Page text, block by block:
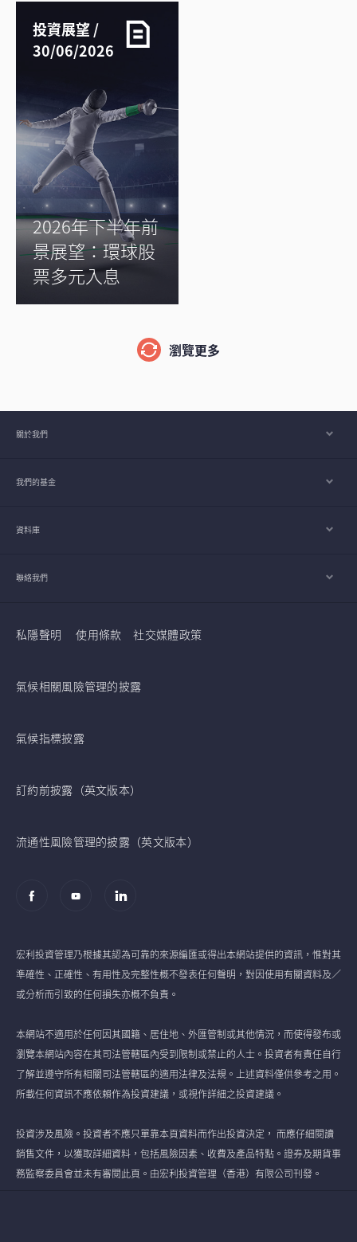
投資展望 /
30/06/2026
2026年下半年前
景展望：環球股
票多元入息
瀏覽更多
關於我們
我們的基金
資料庫
聯絡我們
私隱聲明 使用條款 社交媒體政策
氣候相關風險管理的披露
氣候指標披露
訂約前披露（英文版本）
流通性風險管理的披露（英文版本）
宏利投資管理乃根據其認為可靠的來源編匯或得出本網站提供的資訊，惟對其
準確性、正確性、有用性及完整性概不發表任何聲明，對因使用有關資料及／
或分析而引致的任何損失亦概不負責。
本網站不適用於任何因其國籍、居住地、外匯管制或其他情況，而使得發布或
瀏覽本網站內容在其司法管轄區內受到限制或禁止的人士。投資者有責任自行
了解並遵守所有相關司法管轄區的適用法律及法規。上述資料僅供參考之用。
所載任何資訊不應依賴作為投資建議，或視作詳細之投資建議。
投資涉及風險。投資者不應只單靠本頁資料而作出投資決定， 而應仔細閱讀
銷售文件，以獲取詳細資料，包括風險因素、收費及產品特點。證券及期貨事
務監察委員會並未有審閱此頁。由宏利投資管理（香港）有限公司刊發。